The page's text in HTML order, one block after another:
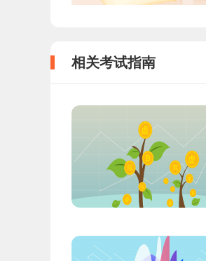
相关考试指南